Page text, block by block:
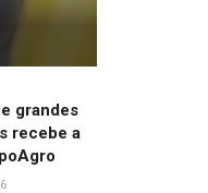
grandes
recebe a